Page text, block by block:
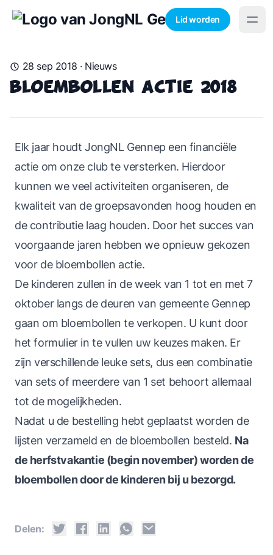
Lid worden
28 sep 2018 · Nieuws
Bloembollen actie 2018
Elk jaar houdt JongNL Gennep een financiële
actie om onze club te versterken. Hierdoor
kunnen we veel activiteiten organiseren, de
kwaliteit van de groepsavonden hoog houden en
de contributie laag houden. Door het succes van
voorgaande jaren hebben we opnieuw gekozen
voor de bloembollen actie.
De kinderen zullen in de week van 1 tot en met 7
oktober langs de deuren van gemeente Gennep
gaan om bloembollen te verkopen. U kunt door
het formulier in te vullen uw keuzes maken. Er
zijn verschillende leuke sets, dus een combinatie
van sets of meerdere van 1 set behoort allemaal
tot de mogelijkheden.
Nadat u de bestelling hebt geplaatst worden de
lijsten verzameld en de bloembollen besteld. Na
de herfstvakantie (begin november) worden de
bloembollen door de kinderen bij u bezorgd.
Delen: